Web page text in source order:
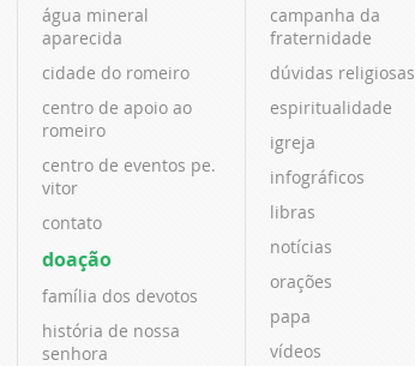
água mineral
aparecida
cidade do romeiro
centro de apoio ao
romeiro
centro de eventos pe.
vitor
contato
doação
família dos devotos
história de nossa
senhora
campanha da
fraternidade
dúvidas religiosas
espiritualidade
igreja
infográficos
libras
notícias
orações
papa
vídeos